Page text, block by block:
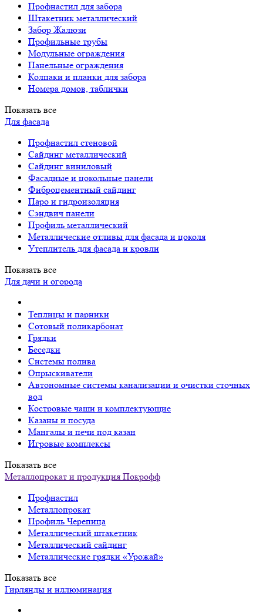
Профнастил для забора
Штакетник металлический
Забор Жалюзи
Профильные трубы
Модульные ограждения
Панельные ограждения
Колпаки и планки для забора
Номера домов, таблички
Показать все
Для фасада
Профнастил стеновой
Сайдинг металлический
Сайдинг виниловый
Фасадные и цокольные панели
Фиброцементный сайдинг
Паро и гидроизоляция
Сэндвич панели
Профиль металлический
Металлические отливы для фасада и цоколя
Утеплитель для фасада и кровли
Показать все
Для дачи и огорода
Теплицы и парники
Сотовый поликарбонат
Грядки
Беседки
Системы полива
Опрыскиватели
Автономные системы канализации и очистки сточных
вод
Костровые чаши и комплектующие
Казаны и посуда
Мангалы и печи под казан
Игровые комплексы
Показать все
Металлопрокат и продукция Покрофф
Профнастил
Металлопрокат
Профиль Черепица
Металлический штакетник
Металлический сайдинг
Металлические грядки «Урожай»
Показать все
Гирлянды и иллюминация